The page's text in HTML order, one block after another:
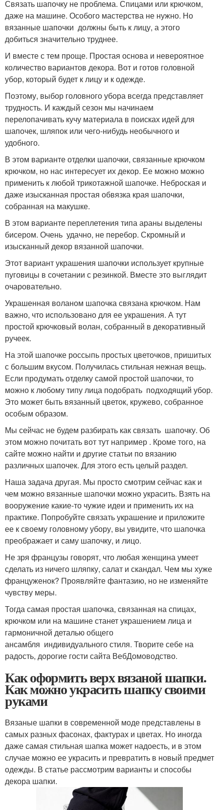
Связать шапочку не проблема. Спицами или крючком,
даже на машине. Особого мастерства не нужно. Но
вязанные шапочки должны быть к лицу, а этого
добиться значительно труднее.
И вместе с тем проще. Простая основа и невероятное
количество вариантов декора. Вот и готов головной
убор, который будет к лицу и к одежде.
Поэтому, выбор головного убора всегда представляет
трудность. И каждый сезон мы начинаем
перелопачивать кучу материала в поисках идей для
шапочек, шляпок или чего-нибудь необычного и
удобного.
В этом варианте отделки шапочки, связанные крючком
крючком, но нас интересует их декор. Ее можно можно
применить к любой трикотажной шапочке. Неброская и
даже изысканная простая обвязка края шапочки,
собранная на макушке.
В этом варианте переплетения типа араны выделены
бисером. Очень удачно, не перебор. Скромный и
изысканный декор вязанной шапочки.
Этот вариант украшения шапочки использует крупные
пуговицы в сочетании с резинкой. Вместе это выглядит
очаровательно.
Украшенная воланом шапочка связана крючком. Нам
важно, что использовано для ее украшения. А тут
простой крючковый волан, собранный в декоративный
ручеек.
На этой шапочке россыпь простых цветочков, пришитых
с большим вкусом. Получилась стильная нежная вещь.
Если продумать отделку самой простой шапочки, то
можно к любому типу лица подобрать подходящий убор.
Это может быть вязанный цветок, кружево, собранное
особым образом.
Мы сейчас не будем разбирать как связать шапочку. Об
этом можно почитать вот тут например . Кроме того, на
сайте можно найти и другие статьи по вязанию
различных шапочек. Для этого есть целый раздел.
Наша задача другая. Мы просто смотрим сейчас как и
чем можно вязанные шапочки можно украсить. Взять на
вооружение какие-то чужие идеи и применить их на
практике. Попробуйте связать украшение и приложите
ее к своему головному убору, вы увидите, что шапочка
преображает и саму шапочку, и лицо.
Не зря французы говорят, что любая женщина умеет
сделать из ничего шляпку, салат и скандал. Чем мы хуже
француженок? Проявляйте фантазию, но не изменяйте
чувству меры.
Тогда самая простая шапочка, связанная на спицах,
крючком или на машине станет украшением лица и
гармоничной деталью общего
ансамбля индивидуального стиля. Творите себе на
радость, дорогие гости сайта ВебДомоводство.
Как оформить верх вязаной шапки.
Как можно украсить шапку своими
руками
Вязаные шапки в современной моде представлены в
самых разных фасонах, фактурах и цветах. Но иногда
даже самая стильная шапка может надоесть, и в этом
случае можно ее украсить и превратить в новый предмет
одежды. В статье рассмотрим варианты и способы
декора шапки.